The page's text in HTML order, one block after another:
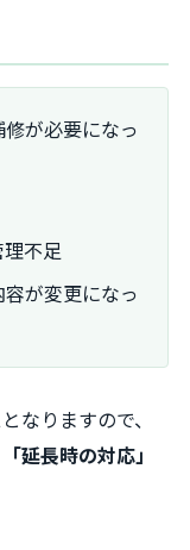
が必要になっ
不足
が変更になっ
なりますので、
延長時の対応」